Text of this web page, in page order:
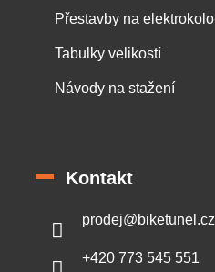
Přestavby na elektrokolo
Tabulky velikostí
Návody na stažení
Kontakt
prodej@biketunel.cz
+420 773 545 551